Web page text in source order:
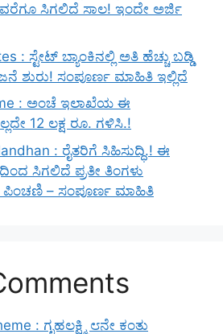
ಸಿಗಲಿದೆ ಸಾಲ! ಇಂದೇ ಅರ್ಜಿ
: ಸ್ಟೇಟ್ ಬ್ಯಾಂಕಿನಲ್ಲಿ ಅತಿ ಹೆಚ್ಚು ಬಡ್ಡಿ
ಶುರು! ಸಂಪೂರ್ಣ ಮಾಹಿತಿ ಇಲ್ಲಿದೆ
: ಅಂಚೆ ಇಲಾಖೆಯ ಈ
12 ಲಕ್ಷ ರೂ. ಗಳಿಸಿ.!
: ರೈತರಿಗೆ ಸಿಹಿಸುದ್ಧಿ.! ಈ
ಸಿಗಲಿದೆ ಪ್ರತೀ ತಿಂಗಳು
– ಸಂಪೂರ್ಣ ಮಾಹಿತಿ
: ಗೃಹಲಕ್ಷ್ಮಿ ೮ನೇ ಕಂತು